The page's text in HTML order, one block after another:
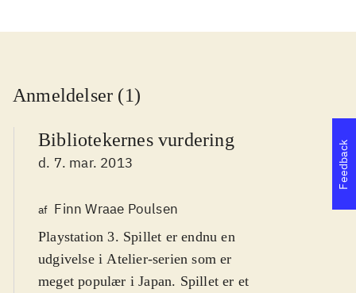
Anmeldelser (1)
Bibliotekernes vurdering
d. 7. mar. 2013
af Finn Wraae Poulsen
Playstation 3. Spillet er endnu en
udgivelse i Atelier-serien som er
meget populær i Japan. Spillet er et
Feedback